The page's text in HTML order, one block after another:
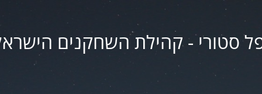
סטורי - קהילת השחקנים